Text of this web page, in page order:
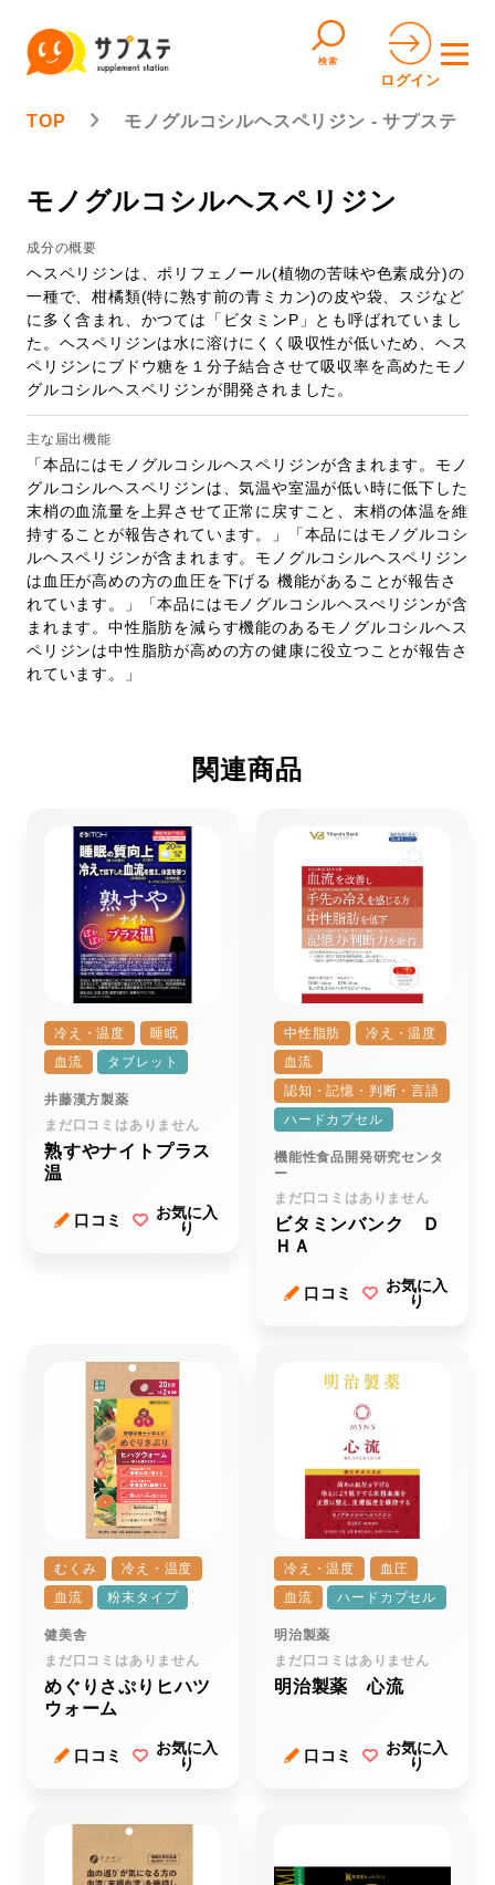
検索
ログイン
TOP モノグルコシルヘスペリジン - サプステ
モノグルコシルヘスペリジン
成分の概要
ヘスペリジンは、ポリフェノール(植物の苦味や色素成分)の
一種で、柑橘類(特に熟す前の青ミカン)の皮や袋、スジなど
に多く含まれ、かつては「ビタミンP」とも呼ばれていまし
た。ヘスペリジンは水に溶けにくく吸収性が低いため、ヘス
ペリジンにブドウ糖を１分子結合させて吸収率を高めたモノ
グルコシルヘスペリジンが開発されました。
主な届出機能
「本品にはモノグルコシルヘスペリジンが含まれます。モノ
グルコシルヘスペリジンは、気温や室温が低い時に低下した
末梢の血流量を上昇させて正常に戻すこと、末梢の体温を維
持することが報告されています。」「本品にはモノグルコシ
ルヘスペリジンが含まれます。モノグルコシルヘスペリジン
は血圧が高めの方の血圧を下げる 機能があることが報告さ
れています。」「本品にはモノグルコシルヘスぺリジンが含
まれます。中性脂肪を減らす機能のあるモノグルコシルヘス
ペリジンは中性脂肪が高めの方の健康に役立つことが報告さ
れています。」
関連商品
冷え・温度
睡眠
血流
タブレット
井藤漢方製薬
まだ口コミはありません
熟すやナイトプラス
温
口コミ
お気に入
り
中性脂肪
冷え・温度
血流
認知・記憶・判断・言語
ハードカプセル
機能性食品開発研究センタ
ー
まだ口コミはありません
ビタミンバンク Ｄ
ＨＡ
口コミ
お気に入
り
むくみ
冷え・温度
血流
粉末タイプ
健美舎
まだ口コミはありません
めぐりさぷりヒハツ
ウォーム
口コミ
お気に入
り
冷え・温度
血圧
血流
ハードカプセル
明治製薬
まだ口コミはありません
明治製薬 心流
口コミ
お気に入
り